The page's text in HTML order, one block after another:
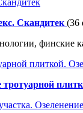
Скандитек (36
финские